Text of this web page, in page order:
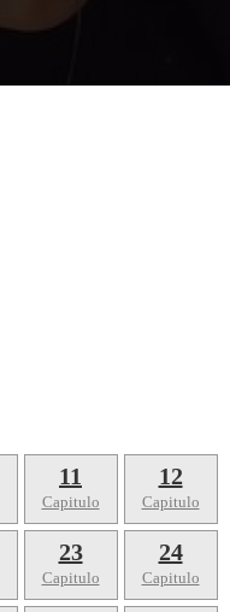
11
Capitulo
12
Capitulo
23
Capitulo
24
Capitulo